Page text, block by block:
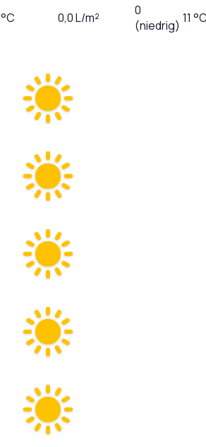
°C 0,0L/m²
0
(niedrig) 11